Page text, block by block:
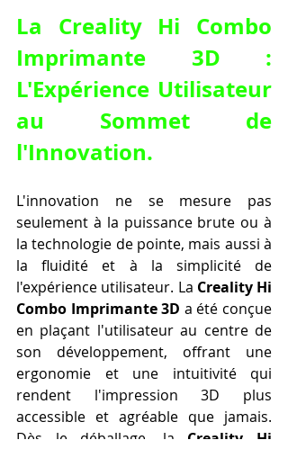
La Creality Hi Combo
Imprimante 3D :
L'Expérience Utilisateur
au Sommet de
l'Innovation.
L'innovation ne se mesure pas
seulement à la puissance brute ou à
la technologie de pointe, mais aussi à
la fluidité et à la simplicité de
l'expérience utilisateur. La Creality Hi
Combo Imprimante 3D a été conçue
en plaçant l'utilisateur au centre de
son développement, offrant une
ergonomie et une intuitivité qui
rendent l'impression 3D plus
accessible et agréable que jamais.
Dès le déballage, la Creality Hi